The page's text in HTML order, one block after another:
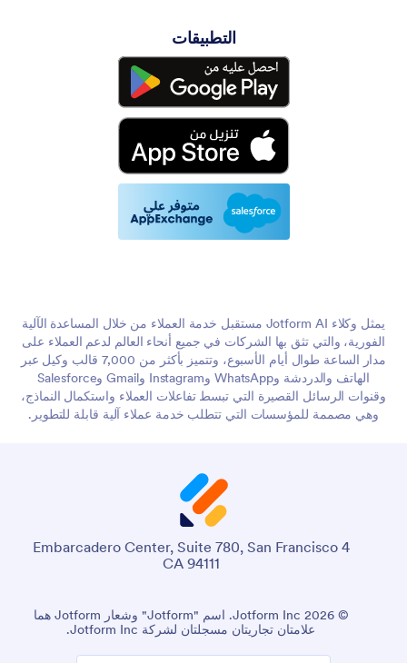
التطبيقات
يمثل وكلاء Jotform AI مستقبل خدمة العملاء من خلال المساعدة الآلية
الفورية، والتي تثق بها الشركات في جميع أنحاء العالم لدعم العملاء على
مدار الساعة طوال أيام الأسبوع، وتتميز بأكثر من 7,000 قالب وكيل عبر
الهاتف والدردشة وWhatsApp وInstagram وGmail وSalesforce
وقنوات الرسائل القصيرة التي تبسط تفاعلات العملاء واستكمال النماذج،
وهي مصممة للمؤسسات التي تتطلب خدمة عملاء آلية قابلة للتطوير.
4 Embarcadero Center, Suite 780, San Francisco
CA 94111
© 2026 Jotform Inc. اسم "Jotform" وشعار Jotform هما
علامتان تجاريتان مسجلتان لشركة Jotform Inc.